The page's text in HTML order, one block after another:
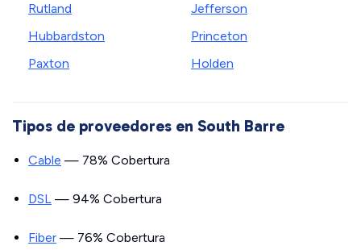
Rutland
Hubbardston
Paxton
Jefferson
Princeton
Holden
Tipos de proveedores en South Barre
Cable — 78% Cobertura
DSL — 94% Cobertura
Fiber — 76% Cobertura